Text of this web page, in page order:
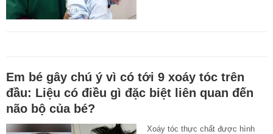
Em bé gây chú ý vì có tới 9 xoáy tóc trên
đầu: Liệu có điều gì đặc biệt liên quan đến
não bộ của bé?
Xoáy tóc thực chất được hình